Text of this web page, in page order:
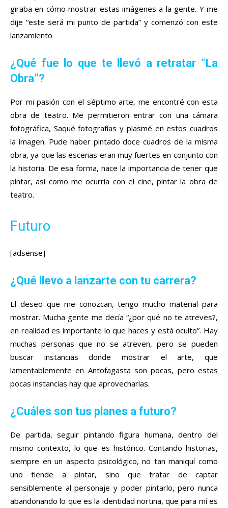
giraba en cómo mostrar estas imágenes a la gente. Y me
dije “este será mi punto de partida” y comenzó con este
lanzamiento
¿Qué fue lo que te llevó a retratar “La
Obra”?
Por mi pasión con el séptimo arte, me encontré con esta
obra de teatro. Me permitieron entrar con una cámara
fotográfica, Saqué fotografías y plasmé en estos cuadros
la imagen. Pude haber pintado doce cuadros de la misma
obra, ya que las escenas eran muy fuertes en conjunto con
la historia. De esa forma, nace la importancia de tener que
pintar, así como me ocurría con el cine, pintar la obra de
teatro.
Futuro
[adsense]
¿Qué llevo a lanzarte con tu carrera?
El deseo que me conozcan, tengo mucho material para
mostrar. Mucha gente me decía “¿por qué no te atreves?,
en realidad es importante lo que haces y está oculto”. Hay
muchas personas que no se atreven, pero se pueden
buscar instancias donde mostrar el arte, que
lamentablemente en Antofagasta son pocas, pero estas
pocas instancias hay que aprovecharlas.
¿Cuáles son tus planes a futuro?
De partida, seguir pintando figura humana, dentro del
mismo contexto, lo que es histórico. Contando historias,
siempre en un aspecto psicológico, no tan maniquí como
uno tiende a pintar, sino que tratar de captar
sensiblemente al personaje y poder pintarlo, pero nunca
abandonando lo que es la identidad nortina, que para mí es